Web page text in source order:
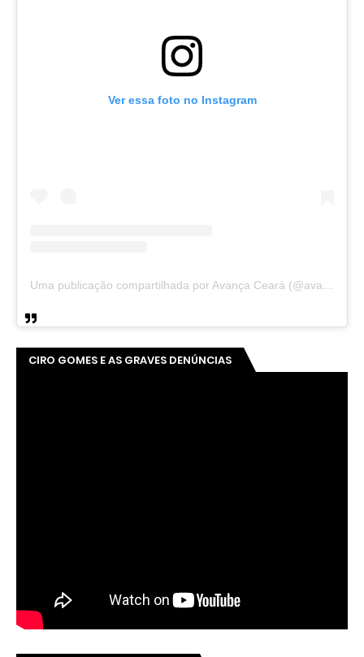
Ver essa foto no Instagram
Uma publicação compartilhada por Avança Ceará (@avancaceara)
CIRO GOMES E AS GRAVES DENÚNCIAS